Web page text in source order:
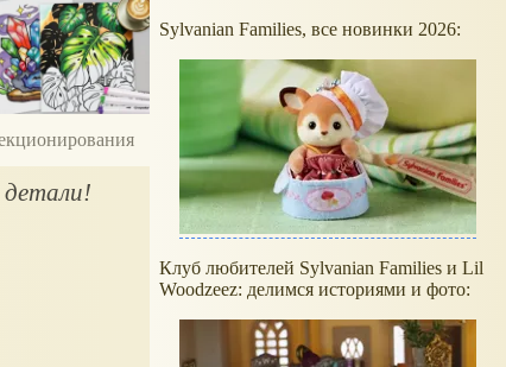
детали!
Sylvanian Families, все новинки 2026:
Клуб любителей Sylvanian Families и Lil
Woodzeez: делимся историями и фото: